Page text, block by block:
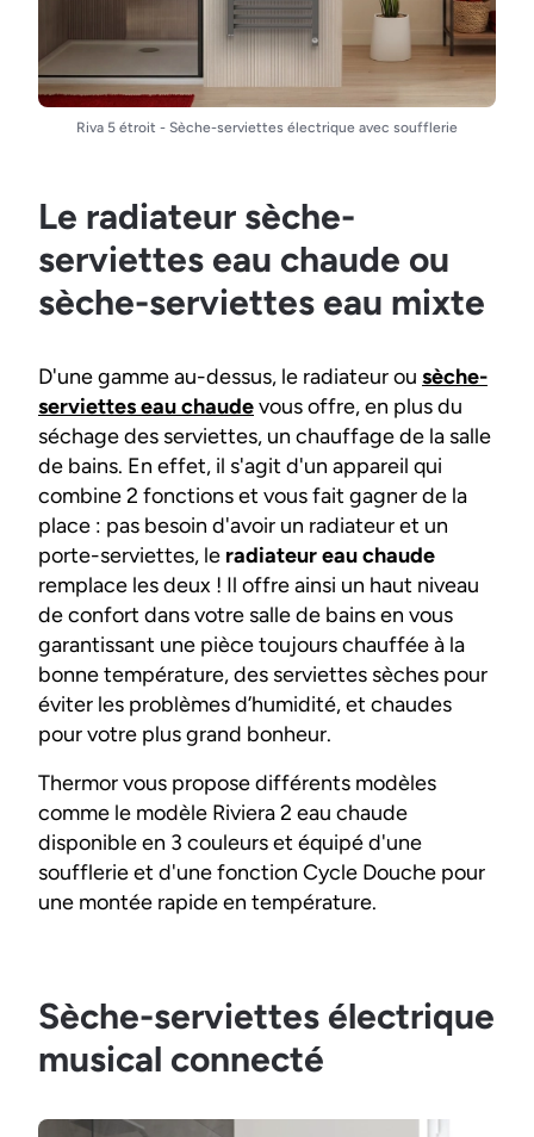
Riva 5 étroit - Sèche-serviettes électrique avec soufflerie
Le radiateur sèche-
serviettes eau chaude ou
sèche-serviettes eau mixte
D'une gamme au-dessus, le radiateur ou sèche-
serviettes eau chaudevous offre, en plus du
séchage des serviettes, un chauffage de la salle
de bains. En effet, il s'agit d'un appareil qui
combine 2 fonctions et vous fait gagner de la
place : pas besoin d'avoir un radiateur et un
porte-serviettes, le radiateur eau chaude
remplace les deux ! Il offre ainsi un haut niveau
de confort dans votre salle de bains en vous
garantissant une pièce toujours chauffée à la
bonne température, des serviettes sèches pour
éviter les problèmes d’humidité, et chaudes
pour votre plus grand bonheur.
Thermor vous propose différents modèles
comme le modèle Riviera 2 eau chaude
disponible en 3 couleurs et équipé d'une
soufflerie et d'une fonction Cycle Douche pour
une montée rapide en température.
Sèche-serviettes électrique
musical connecté